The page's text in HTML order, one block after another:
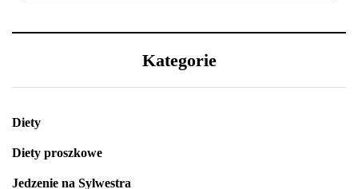
Kategorie
Diety
Diety proszkowe
Jedzenie na Sylwestra